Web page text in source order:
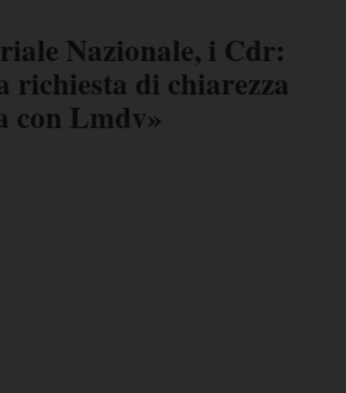
Nazionale, i Cdr:
richiesta di chiarezza
con Lmdv»